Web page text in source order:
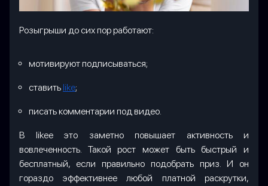
Розыгрыши до сих пор работают:
мотивируют подписываться;
ставить like;
писать комментарии под видео.
В likee это заметно повышает активность и
вовлеченность. Такой рост может быть быстрый и
бесплатный, если правильно подобрать приз. И он
гораздо эффективнее любой платной раскрутки,